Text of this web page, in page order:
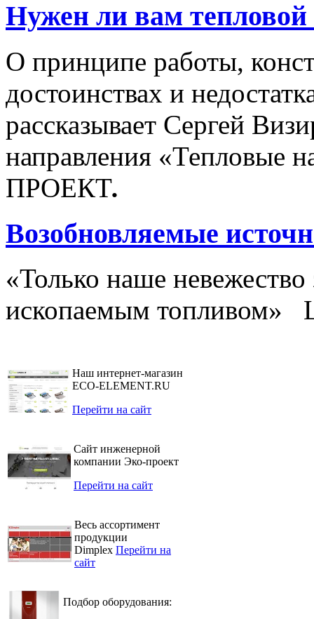
Нужен ли вам
О принципе работы,
достоинствах и
рассказывает Сергей
направления «Тепловые
ПРОЕКТ.
Возобновляемые
«Только наше невежество
ископаемым топливом»
Наш интернет-магазин
ECO-ELEMENT.RU
Перейти на сайт
Сайт инженерной
компании Эко-проект
Перейти на сайт
Весь ассортимент
продукции
Dimplex Перейти на
сайт
Подбор оборудования: